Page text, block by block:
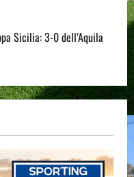
Sicilia: 3-0 dell’Aquila